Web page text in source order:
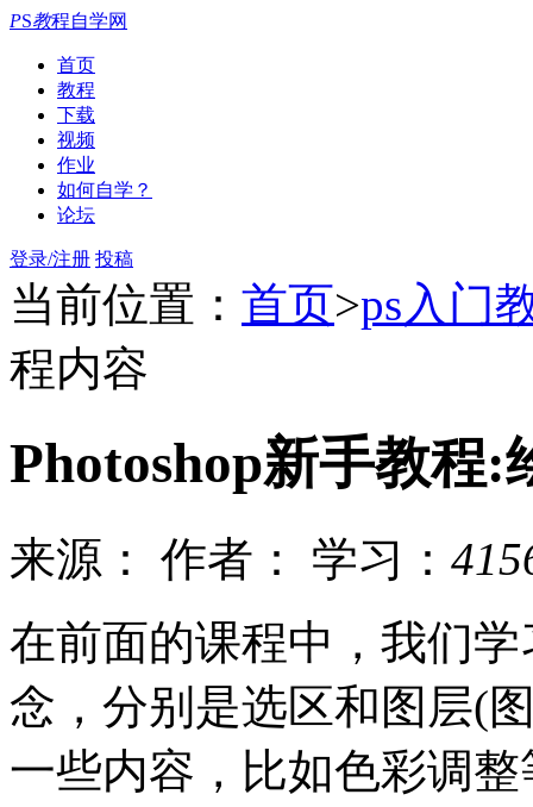
PS教程自学网
首页
教程
下载
视频
作业
如何自学？
论坛
登录/注册 投稿
当前位置： 首页>ps入门
程内容
Photoshop新手教程:
来源： 作者： 学习：
在前面的课程中，我们学
念，分别是选区和图层(
一些内容，比如色彩调